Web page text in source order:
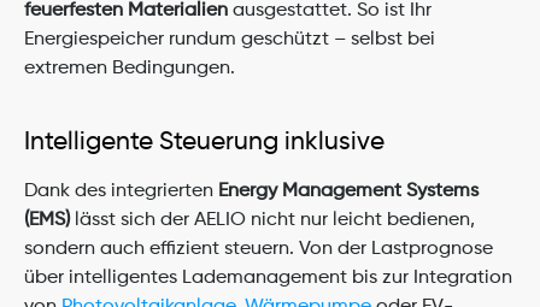
feuerfesten Materialien ausgestattet. So ist Ihr
Energiespeicher rundum geschützt – selbst bei
extremen Bedingungen.
Intelligente Steuerung inklusive
Dank des integrierten Energy Management Systems
(EMS) lässt sich der AELIO nicht nur leicht bedienen,
sondern auch effizient steuern. Von der Lastprognose
über intelligentes Lademanagement bis zur Integration